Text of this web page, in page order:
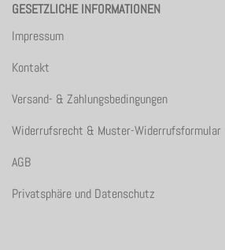
GESETZLICHE INFORMATIONEN
Impressum
Kontakt
Versand- & Zahlungsbedingungen
Widerrufsrecht & Muster-Widerrufsformular
AGB
Privatsphäre und Datenschutz